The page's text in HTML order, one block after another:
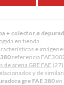
+ colector ø
en tienda.
e
referencia
arena GRE FAE
y de
gre FAE 380en